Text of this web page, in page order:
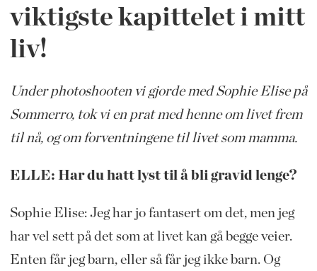
viktigste kapittelet i mitt
liv!
Under photoshooten vi gjorde med Sophie Elise på
Sommerro, tok vi en prat med henne om livet frem
til nå, og om forventningene til livet som mamma.
ELLE: Har du hatt lyst til å bli gravid lenge?
Sophie Elise: Jeg har jo fantasert om det, men jeg
har vel sett på det som at livet kan gå begge veier.
Enten får jeg barn, eller så får jeg ikke barn. Og